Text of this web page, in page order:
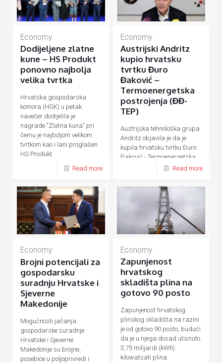
Economy
Dodijeljene zlatne
kune – HS Produkt
ponovno najbolja
velika tvrtka
Hrvatska gospodarska
komora (HGK) u petak
navečer dodijelila je
nagrade "Zlatna kuna" pri
čemu je najboljom velikom
tvrtkom kao i lani proglašen
HS Produkt
Read more
Economy
Austrijski Andritz
kupio hrvatsku
tvrtku Đuro
Đaković –
Termoenergetska
postrojenja (ĐĐ-
TEP)
Austrijska tehnološka grupa
Andritz objavila je da je
kupila hrvatsku tvrtku Đuro
Đaković - Termoenergetska
postrojenja (ĐĐ-TEP)Read more
Economy
Brojni potencijali za
gospodarsku
suradnju Hrvatske i
Sjeverne
Makedonije
Mogućnosti jačanja
gospodarske suradnje
Hrvatske i Sjeverne
Makedonije su brojne,
posebice u poljoprivredi i
Economy
Zapunjenost
hrvatskog
skladišta plina na
gotovo 90 posto
Zapunjenost hrvatskog
plinskog skladišta na razini
je od gotovo 90 posto, budući
da je u njega dosad utisnuto
3,75 milijardi (kWh)
kilowatsati plina